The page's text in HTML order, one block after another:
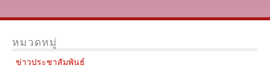
หมวดหมู่
ข่าวประชาสัมพันธ์